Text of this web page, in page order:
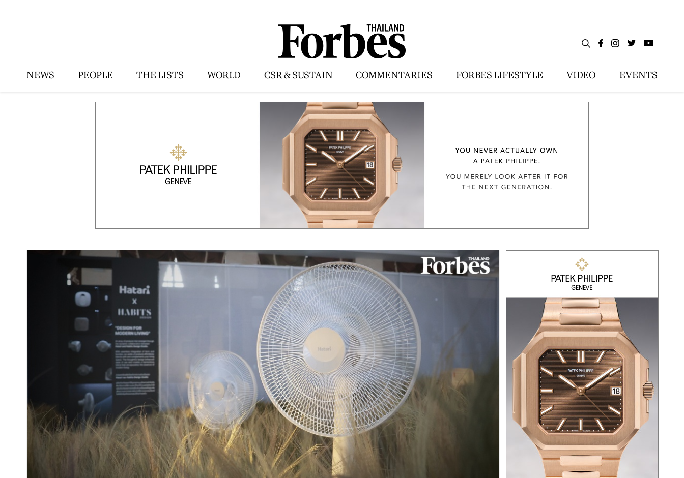
NEWS PEOPLE THE LISTS WORLD CSR & SUSTAIN COMMENTARIES FORBES LIFESTYLE VIDEO EVENTS